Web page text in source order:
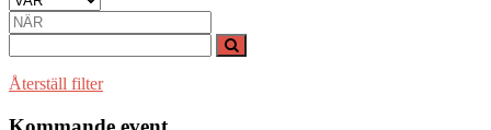
Återställ filter